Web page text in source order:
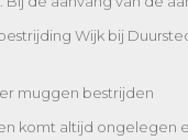
Wijk bij
muggen bestrijden
komt altijd ongelegen